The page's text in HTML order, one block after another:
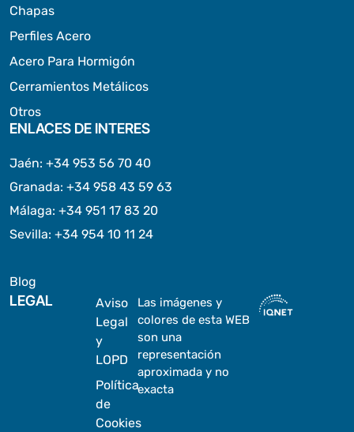
Chapas
Perfiles Acero
Acero Para Hormigón
Cerramientos Metálicos
Otros
ENLACES DE INTERES
Jaén: +34 953 56 70 40
Granada: +34 958 43 59 63
Málaga: +34 951 17 83 20
Sevilla: +34 954 10 11 24
Blog
LEGAL
Aviso
Legal
y
LOPD
Política
de
Cookies
Las imágenes y
colores de esta WEB
son una
representación
aproximada y no
exacta